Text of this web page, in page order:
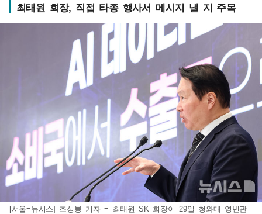
최태원 회장, 직접 타종 행사서 메시지 낼 지 주목
[서울=뉴시스] 조성봉 기자 = 최태원 SK 회장이 29일 청와대 영빈관